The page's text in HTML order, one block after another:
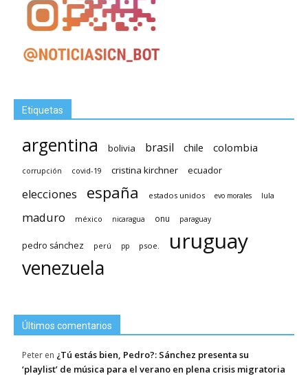
Etiquetas
argentina bolivia brasil chile colombia
corrupción covid-19 cristina kirchner ecuador
elecciones españa estados unidos evo morales lula
maduro méxico nicaragua onu paraguay
pedro sánchez perú pp psoe. uruguay
venezuela
Últimos comentarios
Peter en ¿Tú estás bien, Pedro?: Sánchez presenta su
‘playlist’ de música para el verano en plena crisis migratoria